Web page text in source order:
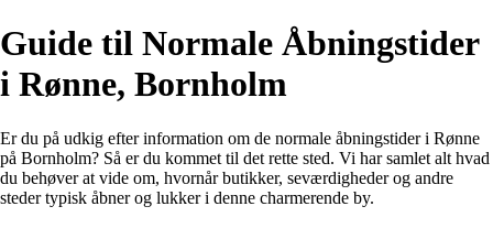
Guide til Normale Åbningstider
i Rønne, Bornholm
Er du på udkig efter information om de normale åbningstider i Rønne
på Bornholm? Så er du kommet til det rette sted. Vi har samlet alt hvad
du behøver at vide om, hvornår butikker, seværdigheder og andre
steder typisk åbner og lukker i denne charmerende by.